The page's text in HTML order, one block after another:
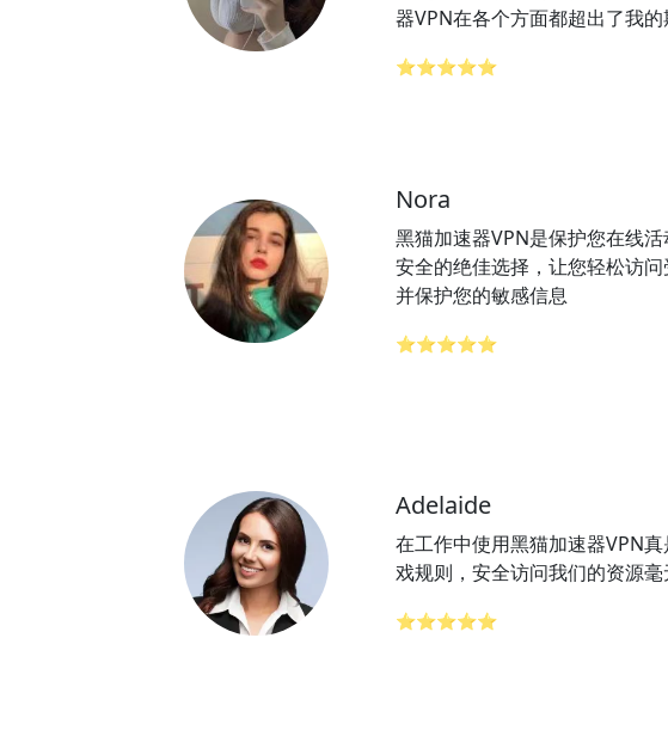
器VPN在各个方面都超出了我的
⭐⭐⭐⭐⭐
Nora
黑猫加速器VPN是保护您在线
安全的绝佳选择，让您轻松访
并保护您的敏感信息
⭐⭐⭐⭐⭐
Adelaide
在工作中使用黑猫加速器VPN
戏规则，安全访问我们的资源毫
⭐⭐⭐⭐⭐